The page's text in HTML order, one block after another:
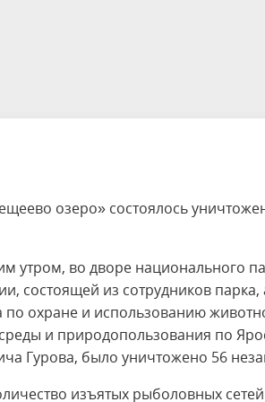
на озере Зоны для
озеро» состоялось
утром, во дворе национального
состоящей из сотрудников парка,
по охране и использованию
и природопользования по
Гурова, было уничтожено 56
изъятых рыболовных